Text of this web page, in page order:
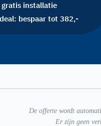
installatie
bespaar tot 382,-
De offerte wordt
Er zijn geen